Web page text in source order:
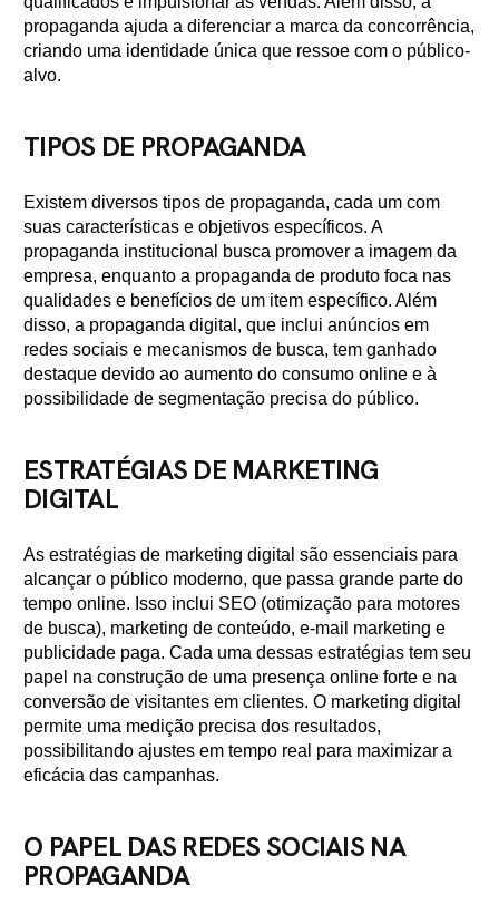
propaganda ajuda a diferenciar a marca da concorrência,
criando uma identidade única que ressoe com o público-
alvo.
TIPOS DE PROPAGANDA
Existem diversos tipos de propaganda, cada um com
suas características e objetivos específicos. A
propaganda institucional busca promover a imagem da
empresa, enquanto a propaganda de produto foca nas
qualidades e benefícios de um item específico. Além
disso, a propaganda digital, que inclui anúncios em
redes sociais e mecanismos de busca, tem ganhado
destaque devido ao aumento do consumo online e à
possibilidade de segmentação precisa do público.
ESTRATÉGIAS DE MARKETING
DIGITAL
As estratégias de marketing digital são essenciais para
alcançar o público moderno, que passa grande parte do
tempo online. Isso inclui SEO (otimização para motores
de busca), marketing de conteúdo, e-mail marketing e
publicidade paga. Cada uma dessas estratégias tem seu
papel na construção de uma presença online forte e na
conversão de visitantes em clientes. O marketing digital
permite uma medição precisa dos resultados,
possibilitando ajustes em tempo real para maximizar a
eficácia das campanhas.
O PAPEL DAS REDES SOCIAIS NA
PROPAGANDA